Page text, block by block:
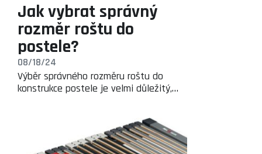
Jak vybrat správný
rozměr roštu do
postele?
08/18/24
Výběr správného rozměru roštu do
konstrukce postele je velmi důležitý,…